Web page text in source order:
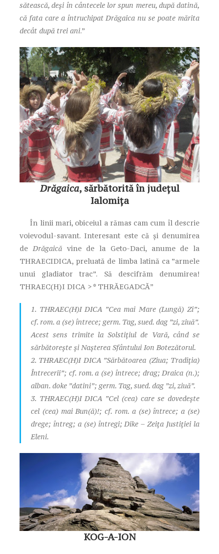
sătească, deși în cântecele lor spun mereu, după datină,
că fata care a întruchipat Drăgaica nu se poate mărita
decât după trei ani.”
Drăgaica, sărbătorită în județul
Ialomița
În linii mari, obiceiul a rămas cam cum îl descrie
voievodul-savant. Interesant este că și denumirea
de Drăgaică vine de la Geto-Daci, anume de la
THRAECIDICA, preluată de limba latină ca ”armele
unui gladiator trac”. Să descifrăm denumirea!
THRAEC(H)I DICA > * THRĂEGADCĂ”
1. THRAEC(H)I DICA ”Cea mai Mare (Lungă) Zi”;
cf. rom. a (se) întrece; germ. Tag, sued. dag ”zi, ziuă”.
Acest sens trimite la Solstițiul de Vară, când se
sărbătorește și Nașterea Sfântului Ion Botezătorul.
2. THRAEC(H)I DICA ”Sărbătoarea (Ziua; Tradiția)
Întrecerii”; cf. rom.a (se) întrece; drag;Draica (n.);
alban. doke ”datini”; germ. Tag, sued. dag ”zi, ziuă”.
3. THRAEC(H)I DICA ”Cel (cea) care se dovedește
cel (cea) mai Bun(ă)!; cf. rom. a (se) întrece;a (se)
drege; întreg; a (se) întregi;Dike – Zeița Justiției la
Eleni.
KOG-A-ION